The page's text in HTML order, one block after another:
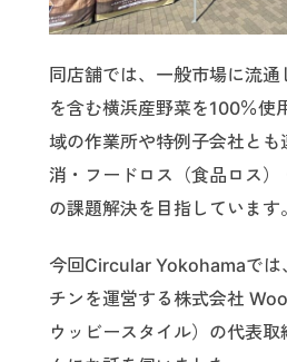
同店舗では、一般市場に流
を含む横浜産野菜を100％使
域の作業所や特例子会社と
消・フードロス（食品ロス
の課題解決を目指しています。
今回Circular Yokohamaでは
チンを運営する株式会社
ウッビースタイル）の代表